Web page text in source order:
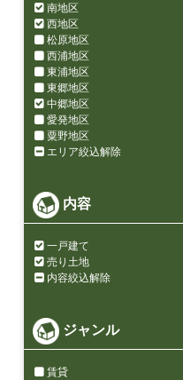
南地区
西地区
松原地区
西浦地区
東浦地区
東郷地区
中郷地区
愛発地区
粟野地区
エリア絞込解除
内容
一戸建て
売り土地
内容絞込解除
ジャンル
賃貸